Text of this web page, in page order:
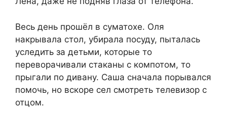
Весь день прошёл в суматохе. Оля
накрывала стол, убирала посуду, пыталась
уследить за детьми, которые то
переворачивали стаканы с компотом, то
прыгали по дивану. Саша сначала порывался
помочь, но вскоре сел смотреть телевизор с
отцом.